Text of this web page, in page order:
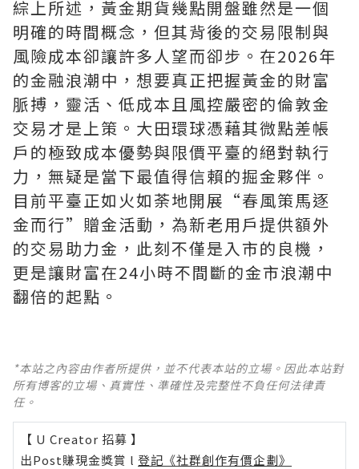
綜上所述，黃金期貨幾點開盤雖然是一個
明確的時間概念，但其背後的交易限制與
風險成本卻讓許多人望而卻步。在2026年
的金融浪潮中，想要真正把握黃金的財富
脈搏，靈活、低成本且風控嚴密的倫敦金
交易才是上策。大田環球憑藉其微點差帳
戶的極致成本優勢與限價平臺的絕對執行
力，無疑是當下最值得信賴的掘金夥伴。
目前平臺正如火如荼地開展“春風策馬逐
金而行”贈金活動，為新老用戶提供額外
的交易助力金，此刻不僅是入市的良機，
更是讓財富在24小時不間斷的金市浪潮中
翻倍的起點。
*本站之內容由作者所提供，並不代表本站的立場。因此本站對
所有博客的立場、真實性、準確性及完整性不負任何法律責
任。
【 U Creator 招募 】
出Post賺現金獎賞 l 登記《社群創作有價企劃》